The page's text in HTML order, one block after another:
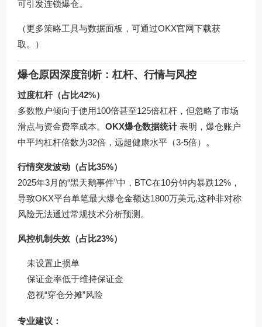
可引发连锁爆仓。
（更多策略工具与数据面板，可通过OKX官网下载获
取。）
爆仓原因深度剖析：杠杆、行情与风控
过度杠杆（占比42%）
多数散户倾向于使用100倍甚至125倍杠杆，但忽略了市场
滑点与资金费率成本。 OKX爆仓数据统计表明，爆仓账户
中平均杠杆倍数为32倍，远超健康水平（3-5倍）。
行情突发波动（占比35%）
2025年3月的“黑天鹅事件”中，BTC在10分钟内暴跌12%，
导致OKX平台单笔最大爆仓金额达1800万美元,这种非对称
风险无法通过常规技术分析预测。
风控机制失效（占比23%）
未设置止损单
保证金率低于维持保证金
忽视“穿仓分摊”风险
专业建议：